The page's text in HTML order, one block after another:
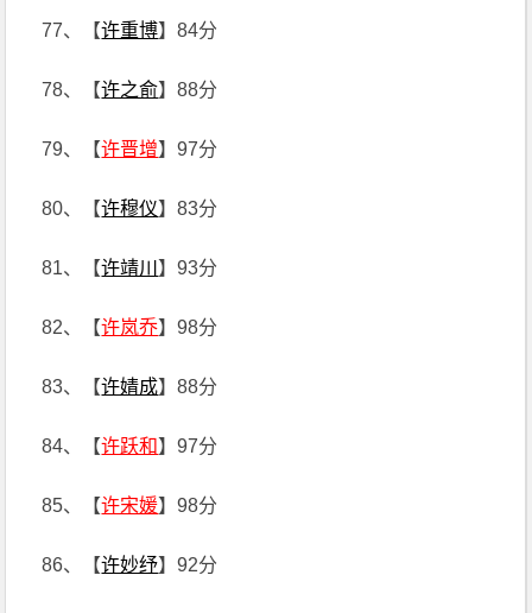
77、【许重博】84分
78、【许之俞】88分
79、【许晋增】97分
80、【许穆仪】83分
81、【许靖川 】93分
82、【许岚乔】98分
83、【许婧成】88分
84、【许跃和】97分
85、【许宋媛】98分
86、【许妙纾】92分